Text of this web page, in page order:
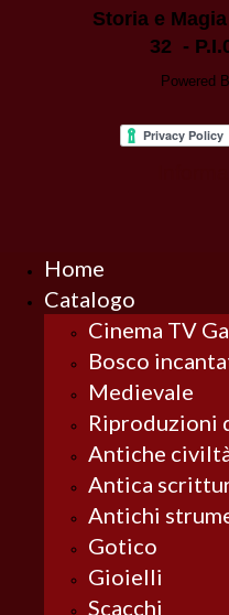
Storia e
32 -
Powered
Home
Catalogo
Cinema TV
Bosco
Medievale
Riproduzioni
Antiche
Antica
Antichi
Gotico
Gioielli
Scacchi